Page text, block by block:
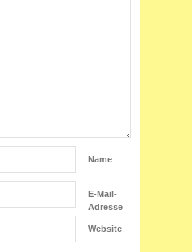
Name
E-Mail-
Adresse
Website